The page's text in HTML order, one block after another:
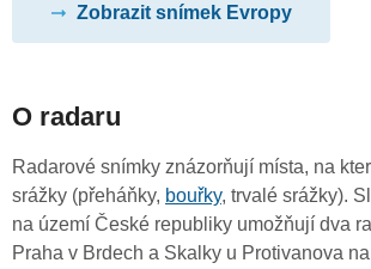
Zobrazit snímek Evropy
O radaru
Radarové snímky znázorňují místa, na
srážky (přeháňky, bouřky, trvalé srážky).
na území České republiky umožňují dva
Praha v Brdech a Skalky u Protivanova